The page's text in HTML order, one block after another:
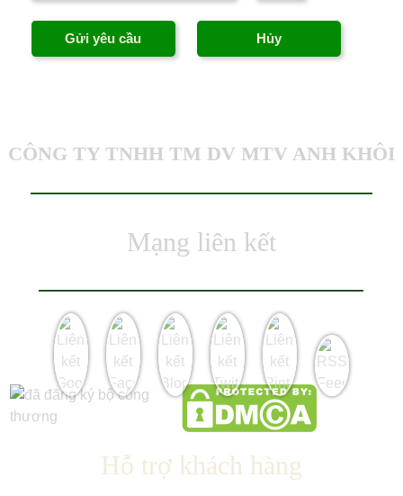
CÔNG TY TNHH TM DV MTV ANH KHÔI
Mạng liên kết
Hỗ trợ khách hàng